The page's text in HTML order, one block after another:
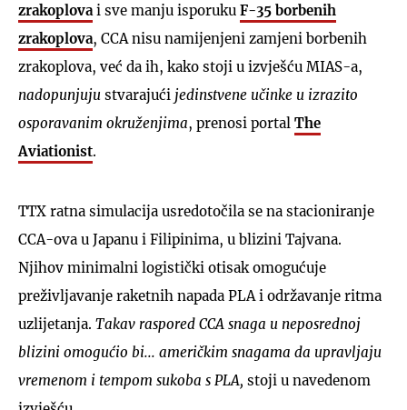
zrakoplova i sve manju isporuku F-35 borbenih
zrakoplova, CCA nisu namijenjeni zamjeni borbenih
zrakoplova, već da ih, kako stoji u izvješću MIAS-a,
nadopunjuju stvarajući jedinstvene učinke u izrazito
osporavanim okruženjima, prenosi portal The
Aviationist.
TTX ratna simulacija usredotočila se na stacioniranje
CCA-ova u Japanu i Filipinima, u blizini Tajvana.
Njihov minimalni logistički otisak omogućuje
preživljavanje raketnih napada PLA i održavanje ritma
uzlijetanja. Takav raspored CCA snaga u neposrednoj
blizini omogućio bi... američkim snagama da upravljaju
vremenom i tempom sukoba s PLA, stoji u navedenom